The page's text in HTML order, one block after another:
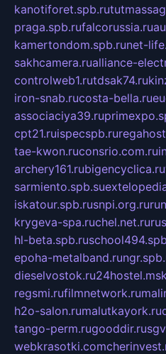
kanotiforet.spb.ru
praga.spb.rufalcorussia.ru
kamertondom.spb.runet-
sakhcamera.rualliance-
controlweb1.rutdsak74.ru
iron-snab.rucosta-bella.ru
associaciya39.ru
cpt21.ruispecspb.ru
tae-kwon.ruconsrio.com.ru
archery161.rubigencyclica.ru
sarmiento.spb.su
iskatour.spb.rusnpi.org.ru
krygeva-spa.ruchel.net.ru
hl-beta.spb.ru
epoha-metalband.ru
dieselvostok.ru
regsmi.rufilmnetwork.ru
h2o-salon.rumalutkayork.ru
tango-perm.rugooddir.ru
webkrasotki.com